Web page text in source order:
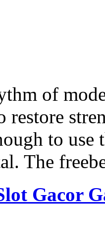
of
restore
to use
The
Gacor